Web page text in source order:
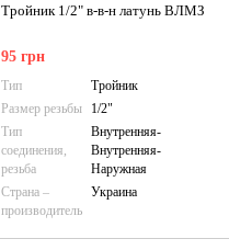
Тройник 1/2" в-в-н латунь ВЛМЗ
95 грн
Тип
Тройник
Размер резьбы
1/2"
Тип
соединения,
резьба
Внутренняя-
Внутренняя-
Наружная
Страна –
производитель
Украина